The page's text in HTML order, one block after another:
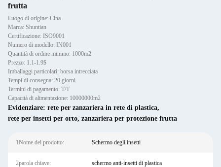
frutta
Luogo di origine: Cina
Marca: Shuntian
Certificazione: ISO9001
Numero di modello: IN001
Quantità di ordine minimo: 1000m2
Prezzo: 1.1-1.9$
Imballaggi particolari: borsa intrecciata
Tempi di consegna: 20 giorni
Termini di pagamento: T/T
Capacità di alimentazione: 10000000m2
Evidenziare: rete per zanzariera in rete di plastica,
rete per insetti per orto, zanzariera per protezione frutta
1Nome del prodotto: Schermo degli insetti
2parola chiave: schermo anti-insetti di plastica